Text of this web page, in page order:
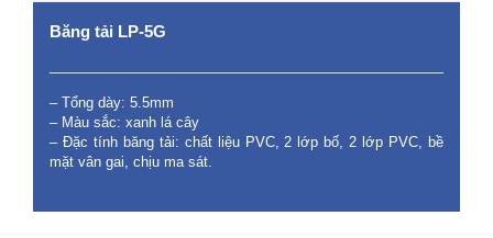
Băng tải LP-5G
– Tổng dày: 5.5mm
– Màu sắc: xanh lá cây
– Đặc tính băng tải: chất liệu PVC, 2 lớp bố, 2 lớp PVC, bề
mặt vân gai, chịu ma sát.